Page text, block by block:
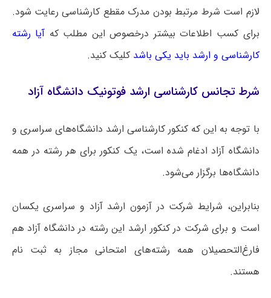
لازم است شرط مرتبط بودن مدرک مقطع کارشناسی رعایت شود.
برای کسب اطلاعات بیشتر درخصوص این مطلب که آیا رشته
کارشناسی و ارشد باید یکی باشد کلیک کنید.
شرط تجانس کارشناسی ارشد فوتونیک دانشگاه آزاد
با توجه به این که کنکور کارشناسی ارشد دانشگاه‌های سراسری و
دانشگاه آزاد ادغام شده است، یک کنکور برای هر رشته در همه
دانشگاه‌ها برگزار می‌شود.
بنابراین، شرایط شرکت در آزمون ارشد آزاد و سراسری یکسان
است و برای شرکت در کنکور ارشد این رشته در دانشگاه آزاد هم
فارغ‌التحصیلان همه رشته‌های امتحانی مجاز به ثبت نام
هستند.